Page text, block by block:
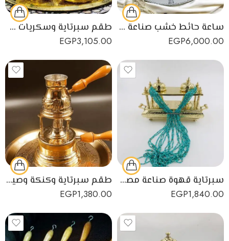
ساعة حائط خشب صناعة يدوية مزينة بالورد
EGP6,000.00
طقم سبرتاية وسكريات صناعة يدوية من النحاس الأصفر
EGP3,105.00
سبرتاية قهوة صناعة مصرية من النحاس الأصفر عالي الجودة
EGP1,840.00
طقم سبرتاية وكنكة وصينية صناعة يدوية مصرية من النحاس الأصفر
EGP1,380.00